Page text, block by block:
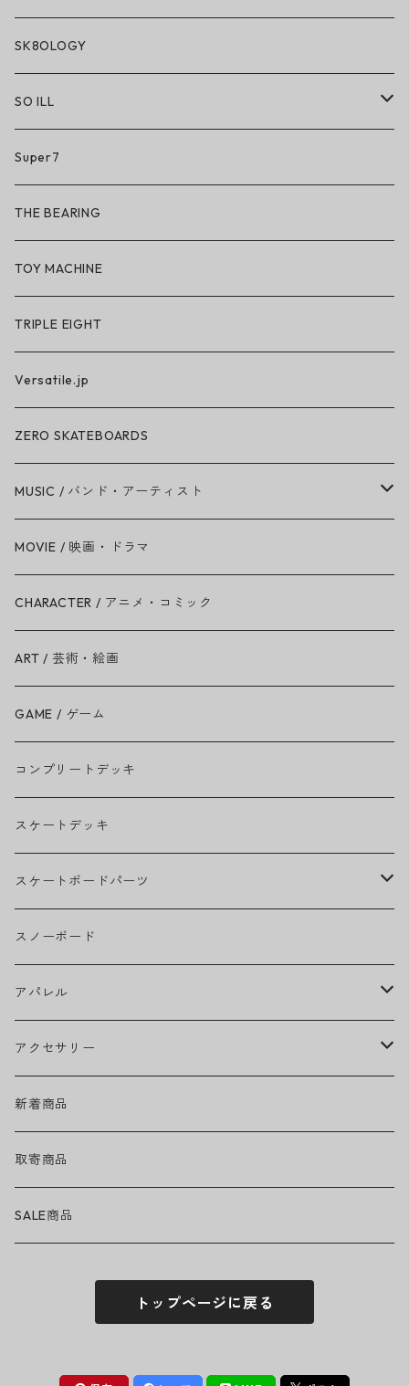
SK8OLOGY
SO ILL
So iLL
So iLL × ON THE ROAM
BN3TH × So iLL × ON THE ROAM
Super7
THE BEARING
TOY MACHINE
TRIPLE EIGHT
Versatile.jp
ZERO SKATEBOARDS
MUSIC / バンド・アーティスト
Amy Winehouse
Ariana Grande
BAD RELIGION
BEASTIE BOYS
THE BEATLES
BILLIE EILISH
BOB MARLEY
CAMILA CABELLO
Ed Sheeran
EMINEM
GREEN DAY
GUNS N' ROSES
LADY GAGA
MICHAEL JACKSON
MY CHEMICAL ROMANCE
MOVIE / 映画・ドラマ
CHARACTER / アニメ・コミック
ART / 芸術・絵画
GAME / ゲーム
コンプリートデッキ
スケートデッキ
スケートボードパーツ
グリップテープ
ウィール
ベアリング
トラック
ヘルメット・プロテクター
アクセサリー・小物
スノーボード
アパレル
ヘッドウェア
キャップ
ハット
ネックウェア
トップス
Tシャツ・ロングTシャツ
ボトムス
パンツ・ズボン
アクセサリー
ハードグッズ
バッグ・ポーチ
サングラス
フィギュア
新着商品
取寄商品
SALE商品
トップページに戻る